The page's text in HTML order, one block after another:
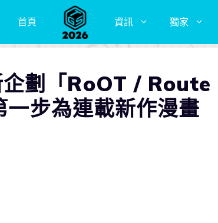
首頁 資訊 獨家
企劃「RoOT /
步為連載新作漫畫